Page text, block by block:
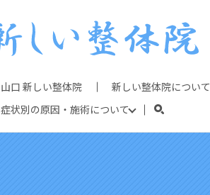
山口 新しい整体院 新しい整体院について
症状別の原因・施術について
search